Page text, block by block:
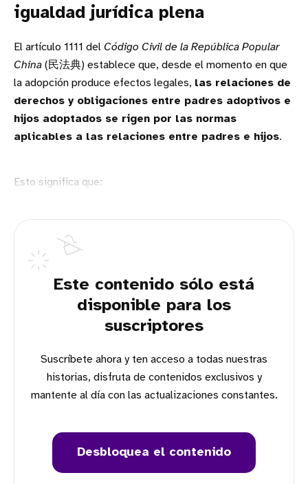
igualdad jurídica plena
El artículo 1111 del Código Civil de la República Popular
China (民法典) establece que, desde el momento en que
la adopción produce efectos legales, las relaciones de
derechos y obligaciones entre padres adoptivos e
hijos adoptados se rigen por las normas
aplicables a las relaciones entre padres e hijos.
Esto significa que:
Este contenido sólo está
disponible para los
suscriptores
Suscríbete ahora y ten acceso a todas nuestras
historias, disfruta de contenidos exclusivos y
mantente al día con las actualizaciones constantes.
Desbloquea el contenido